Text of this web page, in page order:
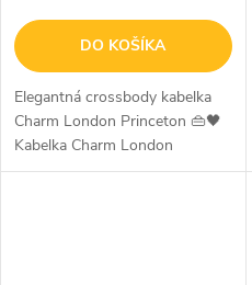
DO KOŠÍKA
Elegantná crossbody kabelka
Charm London Princeton 👜🖤
Kabelka Charm London
Princeton je dokonalým